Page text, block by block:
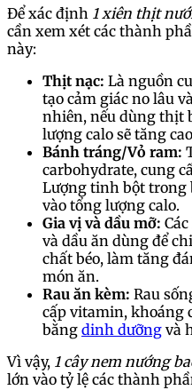
Để xác định 1 xiên thịt
cần xem xét các thành
này:
Thịt nạc: Là nguồn
tạo cảm giác no lâu
nhiên, nếu dùng thịt
lượng calo sẽ tăng
Bánh tráng/Vỏ ram:
carbohydrate, cung
Lượng tinh bột trong
vào tổng lượng calo.
Gia vị và dầu mỡ:
và dầu ăn dùng để
chất béo, làm tăng
món ăn.
Rau ăn kèm: Rau
cấp vitamin, khoáng
bằng dinh dưỡng và
Vì vậy, 1 cây nem nướng
lớn vào tỷ lệ các thành